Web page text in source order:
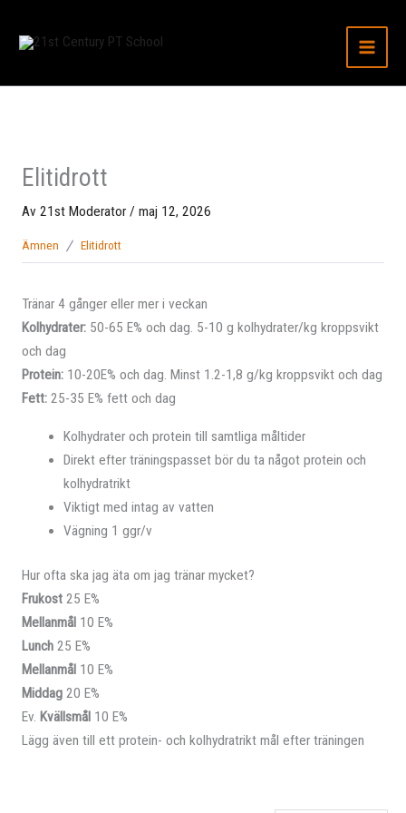
Elitidrott
Av 21st Moderator/ maj 12, 2026
Ämnen Elitidrott
Tränar 4 gånger eller mer i veckan
Kolhydrater:50-65 E% och dag. 5-10 g kolhydrater/kg kroppsvikt
och dag
Protein:10-20E% och dag. Minst 1.2-1,8 g/kg kroppsvikt och dag
Fett:25-35 E% fett och dag
Kolhydrater och protein till samtliga måltider
Direkt efter träningspasset bör du ta något protein och
kolhydratrikt
Viktigt med intag av vatten
Vägning 1 ggr/v
Hur ofta ska jag äta om jag tränar mycket?
Frukost25 E%
Mellanmål10 E%
Lunch25 E%
Mellanmål10 E%
Middag20 E%
Ev. Kvällsmål10 E%
Lägg även till ett protein- och kolhydratrikt mål efter träningen